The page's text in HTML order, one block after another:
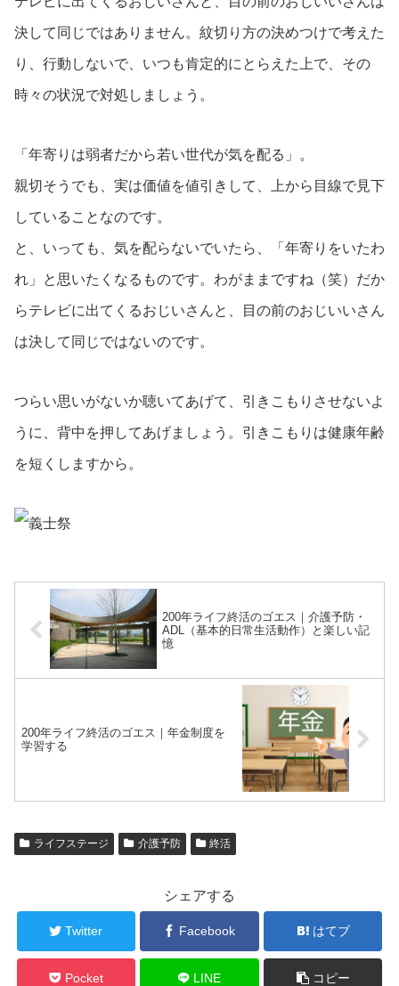
決して同じではありません。紋切り方の決めつけで考えた
り、行動しないで、いつも肯定的にとらえた上で、その
時々の状況で対処しましょう。
「年寄りは弱者だから若い世代が気を配る」。
親切そうでも、実は価値を値引きして、上から目線で見下
していることなのです。
と、いっても、気を配らないでいたら、「年寄りをいたわ
れ」と思いたくなるものです。わがままですね（笑）だか
らテレビに出てくるおじいさんと、目の前のおじいいさん
は決して同じではないのです。
つらい思いがないか聴いてあげて、引きこもりさせないよ
うに、背中を押してあげましょう。引きこもりは健康年齢
を短くしますから。
200年ライフ終活のゴエス｜介護予防・
ADL（基本的日常生活動作）と楽しい記
憶
200年ライフ終活のゴエス｜年金制度を
学習する
ライフステージ 介護予防 終活
シェアする
Twitter Facebook はてブ
Pocket LINE コピー